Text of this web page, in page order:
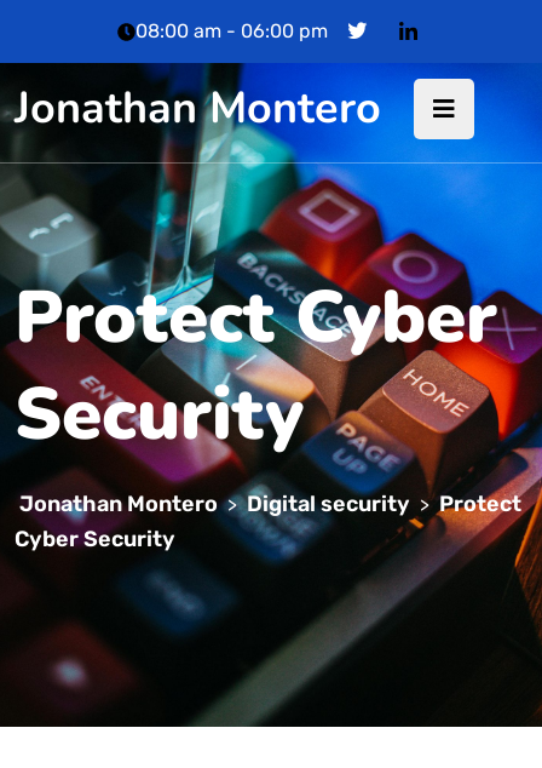
08:00 am - 06:00 pm
Jonathan Montero
Protect Cyber
Security
Jonathan Montero > Digital security > Protect
Cyber Security